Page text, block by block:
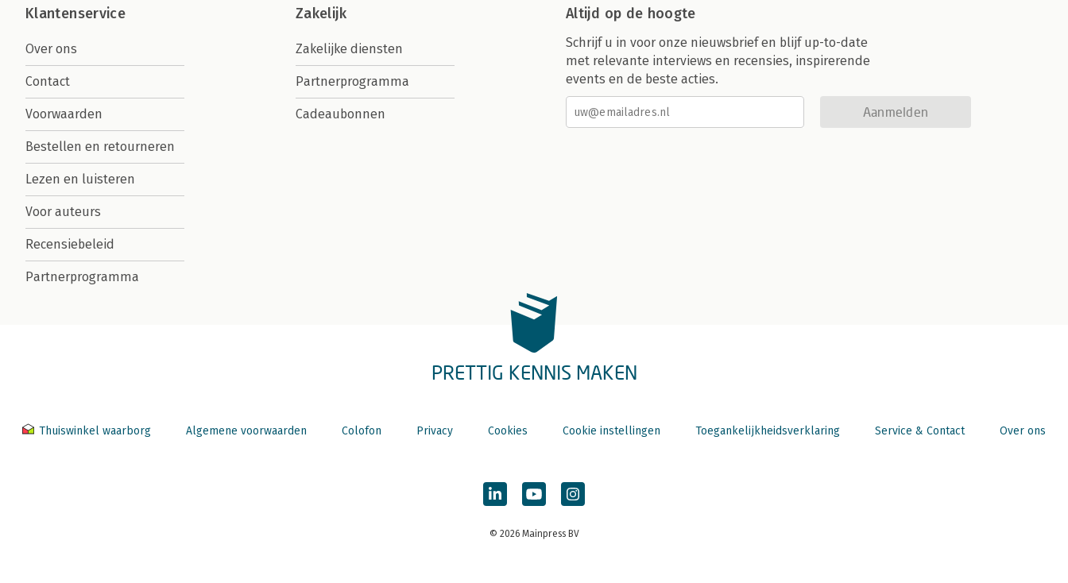
Klantenservice
Over ons
Contact
Voorwaarden
Bestellen en retourneren
Lezen en luisteren
Voor auteurs
Recensiebeleid
Partnerprogramma
Zakelijk
Zakelijke diensten
Partnerprogramma
Cadeaubonnen
Altijd op de hoogte
Schrijf u in voor onze nieuwsbrief en blijf up-to-date
met relevante interviews en recensies, inspirerende
events en de beste acties.
Aanmelden
PRETTIG KENNIS MAKEN
Thuiswinkel waarborg Algemene voorwaarden Colofon Privacy Cookies Cookie instellingen Toegankelijkheidsverklaring Service & Contact Over ons
© 2026 Mainpress BV